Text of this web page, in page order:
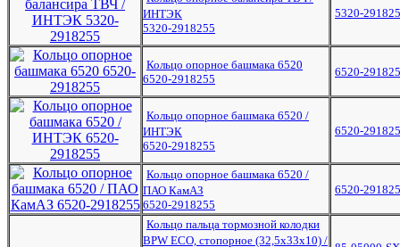
ИНТЭК
5320-2918255
5320-
Кольцо опорное башмака 6520
6520-2918255
6520-
Кольцо опорное башмака 6520 /
ИНТЭК
6520-2918255
6520-
Кольцо опорное башмака 6520 /
ПАО КамАЗ
6520-2918255
6520-
Кольцо пальца тормозной колодки
BPW ЕСО, стопорное (32,5x33x10) /